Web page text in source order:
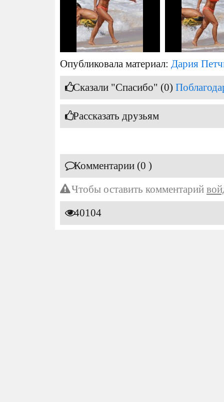
Опубликовала материал: Дария
Сказали "Спасибо" (0)
Рассказать друзьям
Комментарии (0 )
Чтобы оставить комментарий
40104